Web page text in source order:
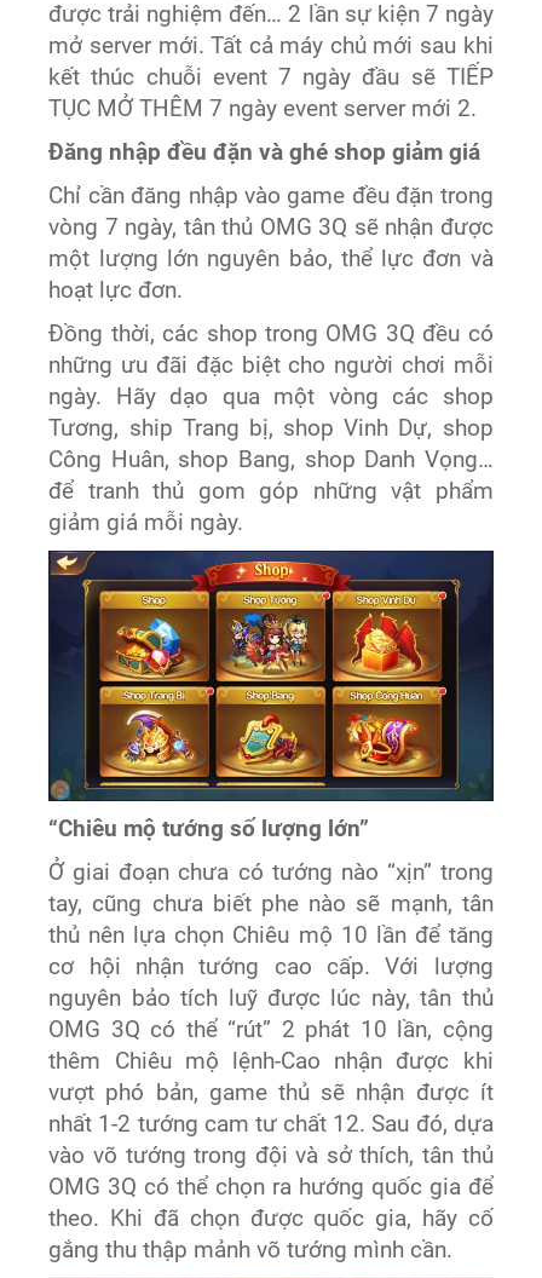
được trải nghiệm đến… 2 lần sự kiện 7 ngày
mở server mới. Tất cả máy chủ mới sau khi
kết thúc chuỗi event 7 ngày đầu sẽ TIẾP
TỤC MỞ THÊM 7 ngày event server mới 2.
Đăng nhập đều đặn và ghé shop giảm giá
Chỉ cần đăng nhập vào game đều đặn trong
vòng 7 ngày, tân thủ OMG 3Q sẽ nhận được
một lượng lớn nguyên bảo, thể lực đơn và
hoạt lực đơn.
Đồng thời, các shop trong OMG 3Q đều có
những ưu đãi đặc biệt cho người chơi mỗi
ngày. Hãy dạo qua một vòng các shop
Tương, ship Trang bị, shop Vinh Dự, shop
Công Huân, shop Bang, shop Danh Vọng…
để tranh thủ gom góp những vật phẩm
giảm giá mỗi ngày.
“Chiêu mộ tướng số lượng lớn”
Ở giai đoạn chưa có tướng nào “xịn” trong
tay, cũng chưa biết phe nào sẽ mạnh, tân
thủ nên lựa chọn Chiêu mộ 10 lần để tăng
cơ hội nhận tướng cao cấp. Với lượng
nguyên bảo tích luỹ được lúc này, tân thủ
OMG 3Q có thể “rút” 2 phát 10 lần, cộng
thêm Chiêu mộ lệnh-Cao nhận được khi
vượt phó bản, game thủ sẽ nhận được ít
nhất 1-2 tướng cam tư chất 12. Sau đó, dựa
vào võ tướng trong đội và sở thích, tân thủ
OMG 3Q có thể chọn ra hướng quốc gia để
theo. Khi đã chọn được quốc gia, hãy cố
gắng thu thập mảnh võ tướng mình cần.